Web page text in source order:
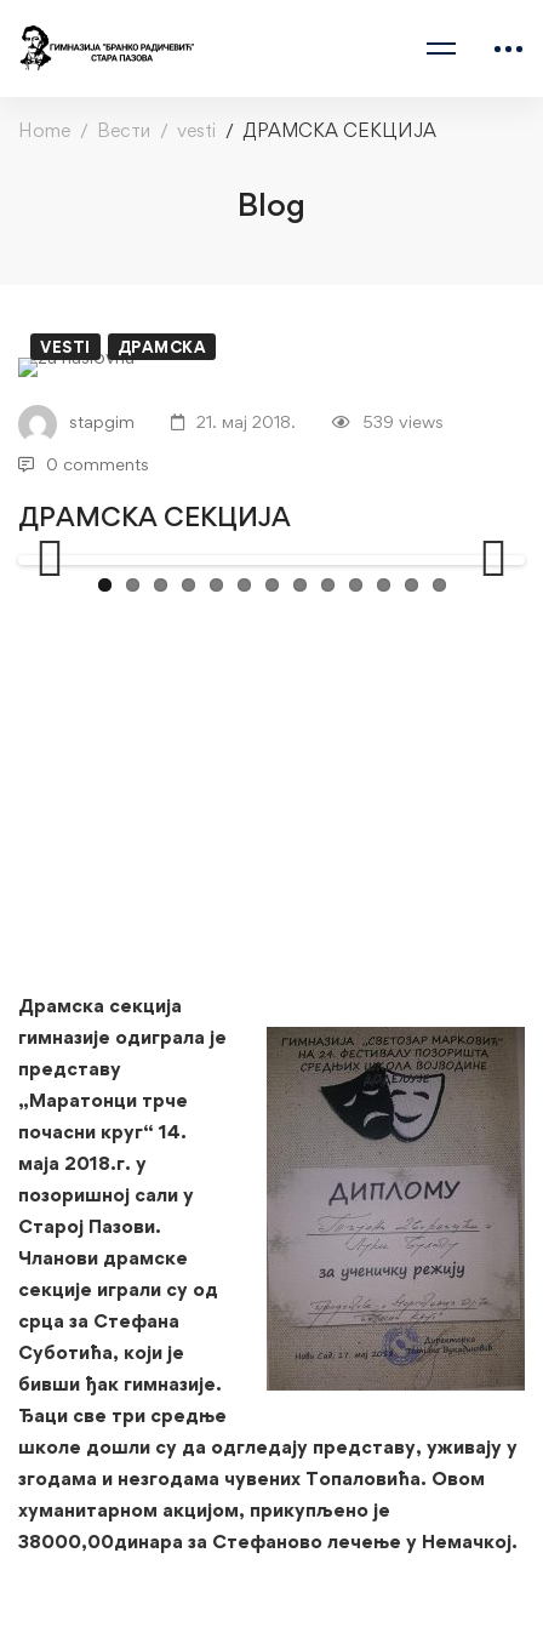
Home Вести vesti ДРАМСКА СЕКЦИЈА
Blog
ДРАМСКА
СЕКЦИЈА
VESTI ДРАМСКА
stapgim 21. мај 2018. 539 views
0 comments
ДРАМСКА СЕКЦИЈА
Драмска секција
гимназије одиграла је
представу
„Маратонци трче
почасни круг“ 14.
маја 2018.г. у
позоришној сали у
Старој Пазови.
Чланови драмске
секције играли су од
срца за Стефана
Суботића, који је
бивши ђак гимназије.
Ђаци све три средње
школе дошли су да одгледају представу, уживају у
згодама и незгодама чувених Топаловића. Овом
хуманитарном акцијом, прикупљено је
38000,00динара за Стефаново лечење у Немачкој.